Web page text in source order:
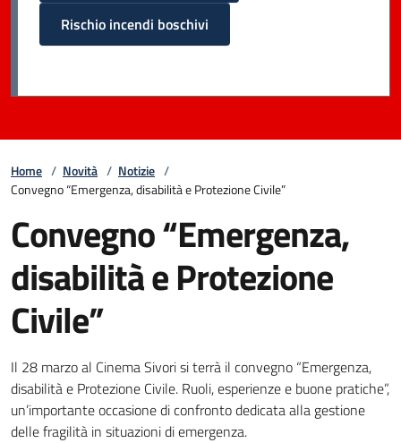
Rischio incendi boschivi
Home / Novità / Notizie /
Convegno “Emergenza, disabilità e Protezione Civile”
Convegno “Emergenza,
disabilità e Protezione
Civile”
Il 28 marzo al Cinema Sivori si terrà il convegno “Emergenza,
disabilità e Protezione Civile. Ruoli, esperienze e buone pratiche”,
un’importante occasione di confronto dedicata alla gestione
delle fragilità in situazioni di emergenza.